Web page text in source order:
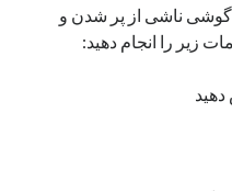
ناشی از پر شدن و
زیر را انجام دهید: